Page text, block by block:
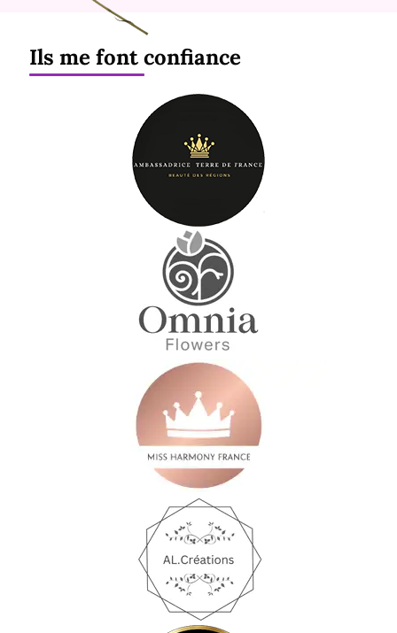
Ils me font confiance